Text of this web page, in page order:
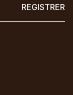
REGISTRER